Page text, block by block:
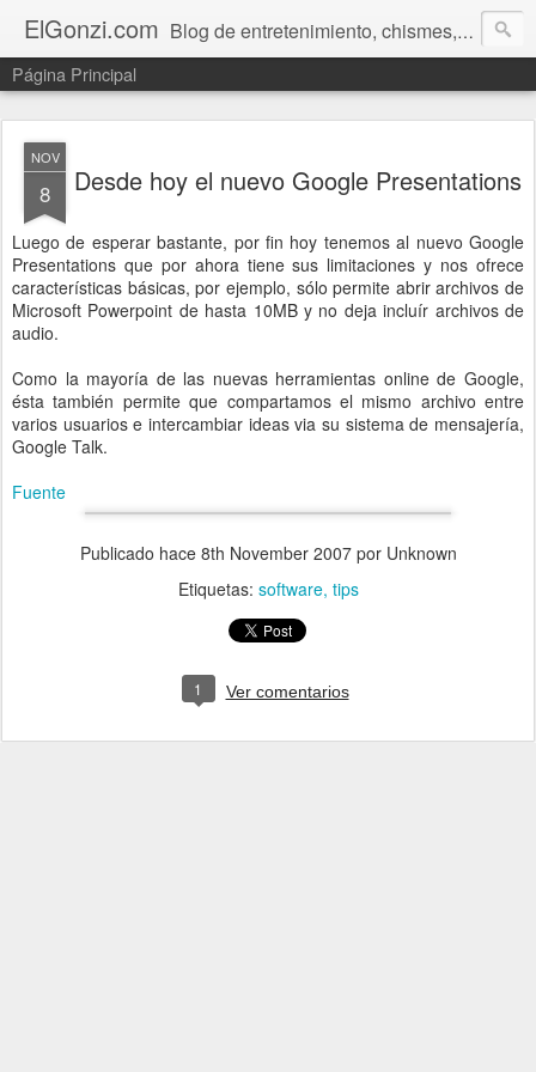
ElGonzi.com Blog de entretenimiento, chismes, humor, farándula, curiosidades, ovnis, noticias calientes, fotos, videos, paranormal y ¡más!
Página Principal
NOV
8 Desde hoy el nuevo Google Presentations
Luego de esperar bastante, por fin hoy tenemos al nuevo Google
Presentations que por ahora tiene sus limitaciones y nos ofrece
características básicas, por ejemplo, sólo permite abrir archivos de
Microsoft Powerpoint de hasta 10MB y no deja incluír archivos de
audio.
Como la mayoría de las nuevas herramientas online de Google,
ésta también permite que compartamos el mismo archivo entre
varios usuarios e intercambiar ideas via su sistema de mensajería,
Google Talk.
Fuente
Publicado hace 8th November 2007por Unknown
Etiquetas: software tips
1 Ver comentarios